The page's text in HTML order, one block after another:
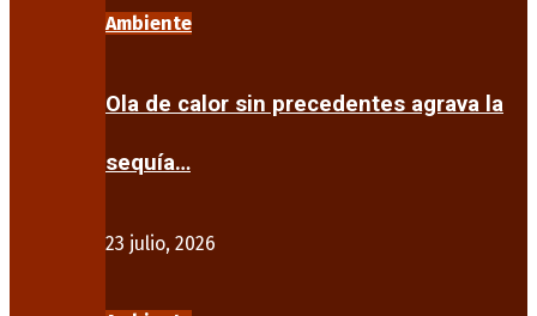
Ambiente
Ola de calor sin precedentes agrava la
sequía…
23 julio, 2026